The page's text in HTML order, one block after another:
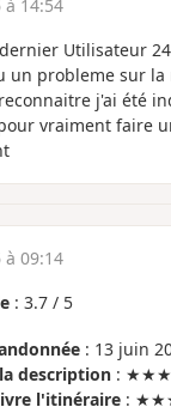
14:54
Utilisateur
un probleme sur
j'ai été
vraiment faire
09:14
: 3.7/ 5
: 13 juin
description:
l'itinéraire: